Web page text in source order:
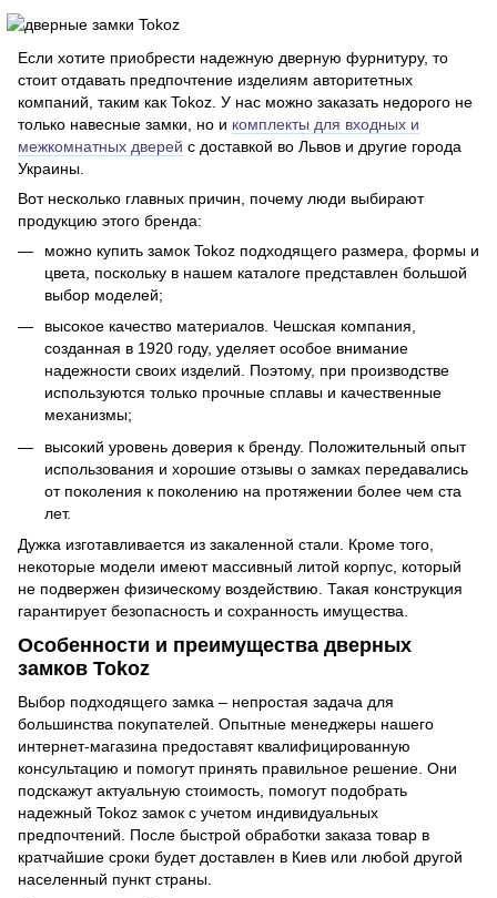
Если хотите приобрести надежную дверную фурнитуру, то
стоит отдавать предпочтение изделиям авторитетных
компаний, таким как Tokoz. У нас можно заказать недорого не
только навесные замки, но и комплекты для входных и
межкомнатных дверей с доставкой во Львов и другие города
Украины.
Вот несколько главных причин, почему люди выбирают
продукцию этого бренда:
можно купить замок Tokoz подходящего размера, формы и
цвета, поскольку в нашем каталоге представлен большой
выбор моделей;
высокое качество материалов. Чешская компания,
созданная в 1920 году, уделяет особое внимание
надежности своих изделий. Поэтому, при производстве
используются только прочные сплавы и качественные
механизмы;
высокий уровень доверия к бренду. Положительный опыт
использования и хорошие отзывы о замках передавались
от поколения к поколению на протяжении более чем ста
лет.
Дужка изготавливается из закаленной стали. Кроме того,
некоторые модели имеют массивный литой корпус, который
не подвержен физическому воздействию. Такая конструкция
гарантирует безопасность и сохранность имущества.
Особенности и преимущества дверных
замков Tokoz
Выбор подходящего замка – непростая задача для
большинства покупателей. Опытные менеджеры нашего
интернет-магазина предоставят квалифицированную
консультацию и помогут принять правильное решение. Они
подскажут актуальную стоимость, помогут подобрать
надежный Tokoz замок с учетом индивидуальных
предпочтений. После быстрой обработки заказа товар в
кратчайшие сроки будет доставлен в Киев или любой другой
населенный пункт страны.